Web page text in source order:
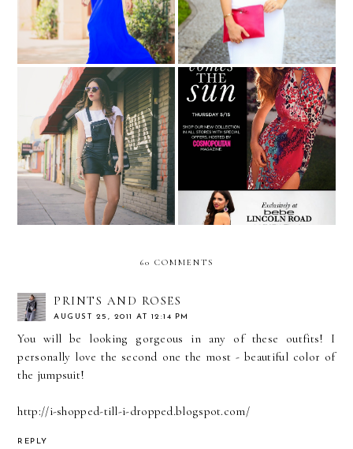
Here comes the sun....with
Bebe!
YOU ARE INVITED:
#BEBESUMMER event on
5/15 at Bebe Lincoln Road
60 COMMENTS
PRINTS AND ROSES
AUGUST 25, 2011 AT 12:14 PM
You will be looking gorgeous in any of these outfits! I
personally love the second one the most - beautiful color of
the jumpsuit!
http://i-shopped-till-i-dropped.blogspot.com/
REPLY